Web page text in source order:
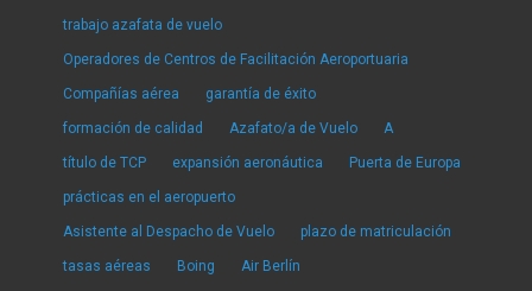
trabajo azafata de vuelo
Operadores de Centros de Facilitación Aeroportuaria
Compañías aérea garantía de éxito
formación de calidad Azafato/a de Vuelo A
título de TCP expansión aeronáutica Puerta de Europa
prácticas en el aeropuerto
Asistente al Despacho de Vuelo plazo de matriculación
tasas aéreas Boing Air Berlín